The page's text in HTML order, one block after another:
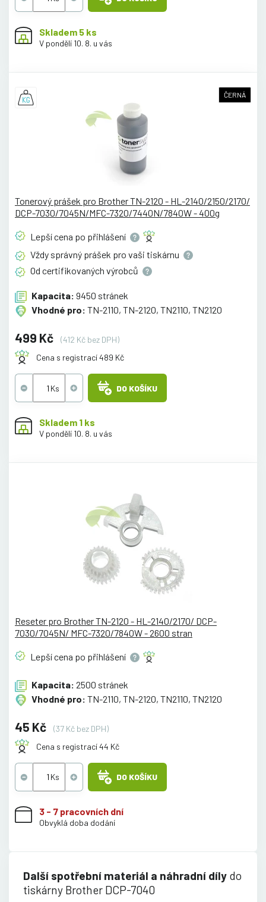
Skladem 5 ks
V pondělí 10. 8. u vás
ČERNÁ
Tonerový prášek pro Brother TN-2120 - HL-2140/2150/2170/
DCP-7030/7045N/MFC-7320/7440N/7840W - 400g
Lepší cena po přihlášení
Vždy správný prášek pro vaši tiskárnu
Od certifikovaných výrobců
Kapacita: 9450 stránek
Vhodné pro: TN-2110, TN-2120, TN2110, TN2120
499 Kč
(412 Kč bez DPH)
Cena s registrací 489 Kč
DO KOŠÍKU
Skladem 1 ks
V pondělí 10. 8. u vás
Reseter pro Brother TN-2120 - HL-2140/2170/ DCP-
7030/7045N/ MFC-7320/7840W - 2600 stran
Lepší cena po přihlášení
Kapacita: 2500 stránek
Vhodné pro: TN-2110, TN-2120, TN2110, TN2120
45 Kč
(37 Kč bez DPH)
Cena s registrací 44 Kč
DO KOŠÍKU
3 - 7 pracovních dní
Obvyklá doba dodání
Další spotřební materiál a náhradní díly do
tiskárny Brother DCP-7040